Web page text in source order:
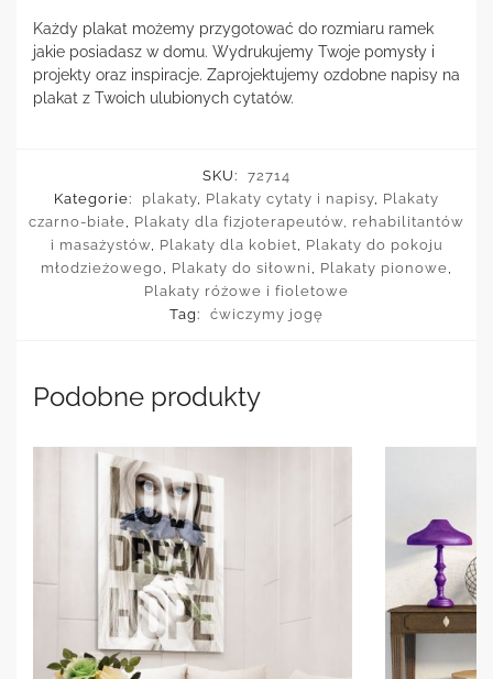
Każdy plakat możemy przygotować do rozmiaru ramek
jakie posiadasz w domu. Wydrukujemy Twoje pomysły i
projekty oraz inspiracje. Zaprojektujemy ozdobne napisy na
plakat z Twoich ulubionych cytatów.
SKU:
72714
Kategorie:
plakaty Plakaty cytaty i napisy Plakaty
czarno-białe
Plakaty dla fizjoterapeutów, rehabilitantów
i masażystów, Plakaty dla kobiet
Plakaty do pokoju
młodzieżowego
Plakaty do siłowni Plakaty pionowe
Plakaty różowe i fioletowe
Tag:
ćwiczymy jogę
Podobne produkty